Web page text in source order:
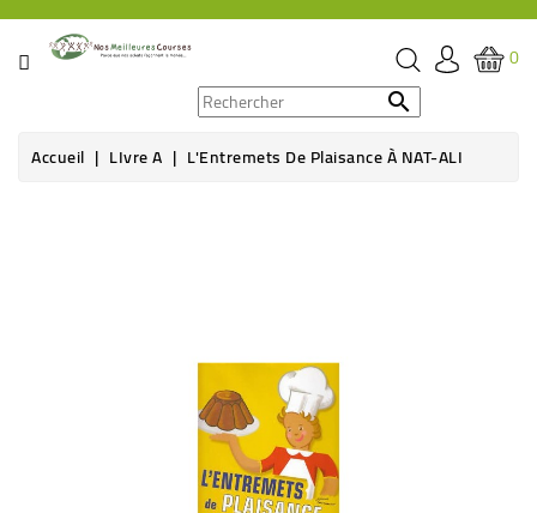
CATÉGORIE
ÉPICERIE
0

Accueil LIvre A L'Entremets De Plaisance À NAT-ALI